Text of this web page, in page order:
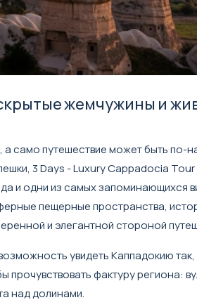
жемчужины и
само путешествие может быть по-
3 Days - Luxury Cappadocia
и одни из самых запоминающихся
пещерные пространства,
и элегантной стороной
увидеть Каппадокию
фактуру региона:
над долинами.